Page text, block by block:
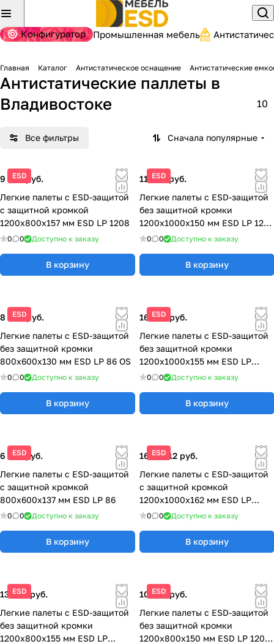
Конфигуратор Промышленная мебель
Главная Каталог Антистатическое оснащение Антистатические
Антистатические паллеты в
Владивостоке
10
Все фильтры Сначала популярные
ESD
9 180 руб.
Легкие палеты с ESD-защитой
с защитной кромкой
1200x800x157 мм ESD LP 1208
0 0 Доступно к заказу
В корзину
ESD
11 959 руб.
Легкие палеты с ESD-защитой
без защитной кромки
1200x1000x150 мм ESD LP 1210
OS
0 0 Доступно к заказу
В корзину
ESD
8 590 руб.
Легкие палеты с ESD-защитой
без защитной кромки
800x600x130 мм ESD LP 86 OS
0 0 Доступно к заказу
В корзину
ESD
16 497 руб.
Легкие палеты с ESD-защитой
без защитной кромки
1200x1000x155 мм ESD LP
1210K OS
0 0 Доступно к заказу
В корзину
ESD
6 743 руб.
Легкие палеты с ESD-защитой
с защитной кромкой
800x600x137 мм ESD LP 86
0 0 Доступно к заказу
В корзину
ESD
16 779,12 руб.
Легкие палеты с ESD-защитой
с защитной кромкой
1200x1000x162 мм ESD LP
1210K
0 0 Доступно к заказу
В корзину
ESD
13 300 руб.
Легкие палеты с ESD-защитой
без защитной кромки
1200x800x155 мм ESD LP
ESD
10 263 руб.
Легкие палеты с ESD-защитой
без защитной кромки
1200x800x150 мм ESD LP 1208